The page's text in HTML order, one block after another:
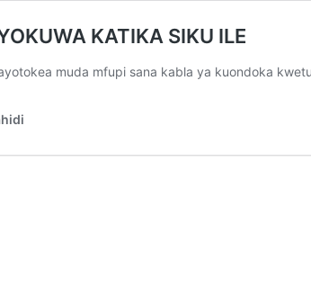
KATIKA SIKU ILE
muda mfupi sana kabla ya kuondoka